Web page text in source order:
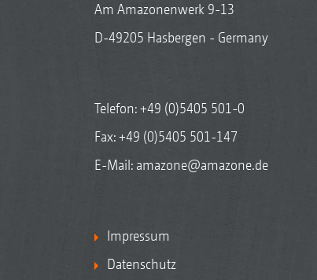
Am Amazonenwerk 9-13
D-49205 Hasbergen - Germany
Telefon:+49 (0)5405 501-0
Fax: +49 (0)5405 501-147
E-Mail: amazone@amazone.de
Impressum
Datenschutz